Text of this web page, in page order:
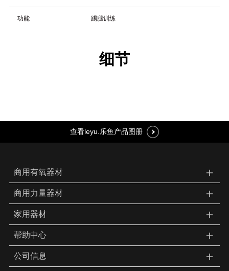
功能 踢腿训练
细节
查看leyu.乐鱼产品图册
商用有氧器材 ＋
商用力量器材 ＋
家用器材 ＋
帮助中心 ＋
公司信息
＋